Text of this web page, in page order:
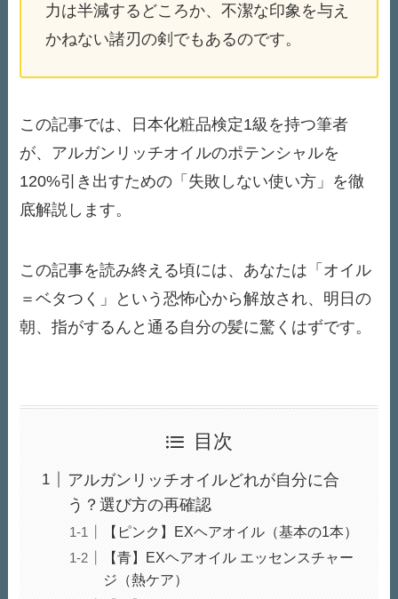
力は半減するどころか、不潔な印象を与え
かねない諸刃の剣でもあるのです。
この記事では、日本化粧品検定1級を持つ筆者
が、アルガンリッチオイルのポテンシャルを
120%引き出すための「失敗しない使い方」を徹
底解説します。
この記事を読み終える頃には、あなたは「オイル
＝ベタつく」という恐怖心から解放され、明日の
朝、指がするんと通る自分の髪に驚くはずです。
目次
アルガンリッチオイルどれが自分に合
う？選び方の再確認
【ピンク】EXヘアオイル（基本の1本）
【青】EXヘアオイル エッセンスチャー
ジ（熱ケア）